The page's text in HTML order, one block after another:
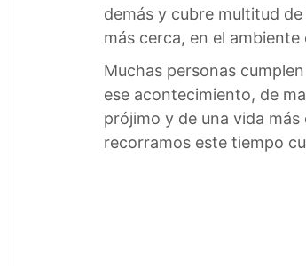
demás y cubre multitud
más cerca, en el
Muchas personas
ese acontecimiento, de
prójimo y de una vida
recorramos este tiempo